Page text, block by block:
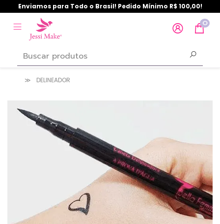
Enviamos para Todo o Brasil! Pedido Mínimo R$ 100,00!
0
DELINEADOR